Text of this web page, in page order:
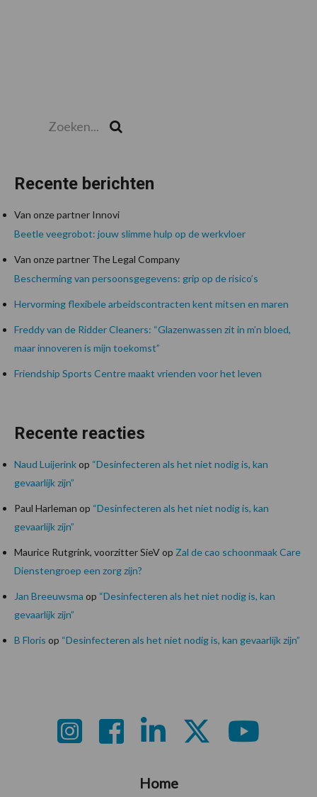
Recente berichten
Van onze partner Innovi
Beetle veegrobot: jouw slimme hulp op de werkvloer
Van onze partner The Legal Company
Bescherming van persoonsgegevens: grip op de risico’s
Hervorming flexibele arbeidscontracten kent mitsen en maren
Freddy van de Ridder Cleaners: “Glazenwassen zit in m’n bloed,
maar innoveren is mijn toekomst”
Friendship Sports Centre maakt vrienden voor het leven
Recente reacties
Naud Luijerinkop “Desinfecteren als het niet nodig is, kan
gevaarlijk zijn”
Paul Harleman op “Desinfecteren als het niet nodig is, kan
gevaarlijk zijn”
Maurice Rutgrink, voorzitter SieVop Zal de cao schoonmaak Care
Dienstengroep een zorg zijn?
Jan Breeuwsma op “Desinfecteren als het niet nodig is, kan
gevaarlijk zijn”
B Floris op “Desinfecteren als het niet nodig is, kan gevaarlijk zijn”
Home